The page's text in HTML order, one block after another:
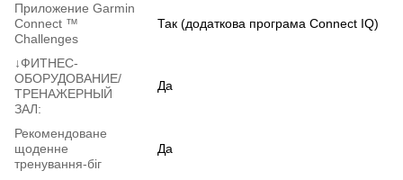
Приложение Garmin
Connect ™
Challenges
Так (додаткова програма Connect IQ)
↓ФИТНЕС-
ОБОРУДОВАНИЕ/
ТРЕНАЖЕРНЫЙ
ЗАЛ:
Да
Рекомендоване
щоденне
тренування-біг
Да